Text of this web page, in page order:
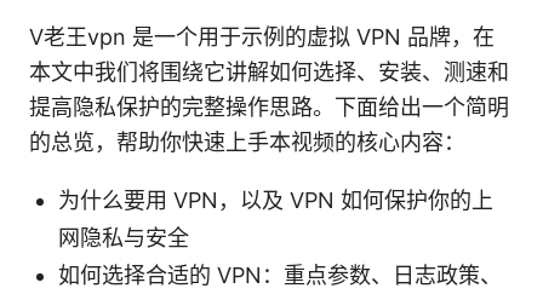
V老王vpn 是一个用于示例的虚拟 VPN 品牌，在
本文中我们将围绕它讲解如何选择、安装、测速和
提高隐私保护的完整操作思路。下面给出一个简明
的总览，帮助你快速上手本视频的核心内容：
为什么要用 VPN，以及 VPN 如何保护你的上
网隐私与安全
如何选择合适的 VPN：重点参数、日志政策、